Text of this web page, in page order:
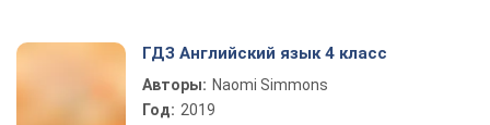
ГДЗ Английский язык 4 класс
Авторы: Naomi Simmons
Год: 2019